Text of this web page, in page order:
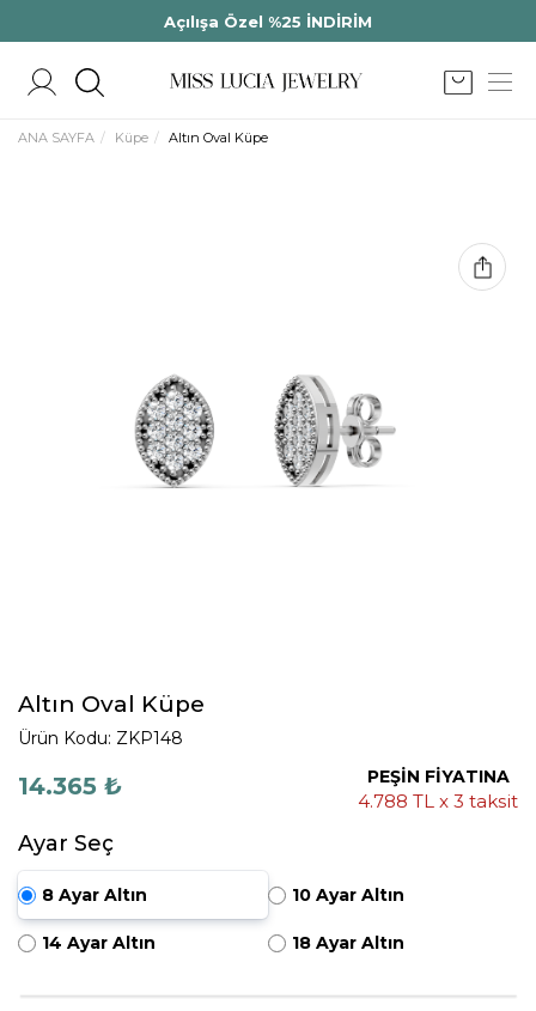
Açılışa Özel %25 İNDİRİM
ANA SAYFA Küpe Altın Oval Küpe
Altın Oval Küpe
Ürün Kodu: ZKP148
14.365 ₺ PEŞİN FİYATINA
4.788 TL x 3 taksit
Ayar Seç
8 Ayar Altın 10 Ayar Altın
14 Ayar Altın 18 Ayar Altın